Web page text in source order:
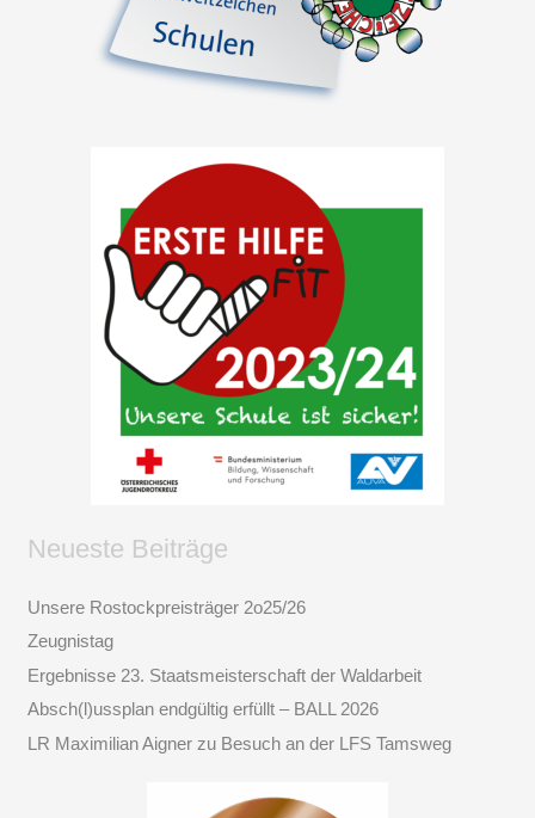
Neueste Beiträge
Unsere Rostockpreisträger 2o25/26
Zeugnistag
Ergebnisse 23. Staatsmeisterschaft der Waldarbeit
Absch(l)ussplan endgültig erfüllt – BALL 2026
LR Maximilian Aigner zu Besuch an der LFS Tamsweg